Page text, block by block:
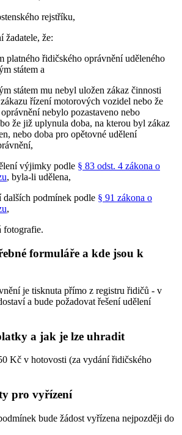
rejstříku,
žadatele, že:
platného řidičského oprávnění uděleného
státem a
státem mu nebyl uložen zákaz činnosti
řízení motorových vozidel nebo že
nebylo pozastaveno nebo
že již uplynula doba, na kterou byl zákaz
nebo doba pro opětovné udělení
výjimky podle § 83 odst. 4 zákona o
, byla-li udělena,
dalších podmínek podle § 91 zákona o
,
fotografie.
formuláře a kde jsou k
je tisknuta přímo z registru řidičů - v
a bude požadovat řešení udělení
a jak je lze uhradit
Kč v hotovosti (za vydání řidičského
pro vyřízení
bude žádost vyřízena nejpozději do